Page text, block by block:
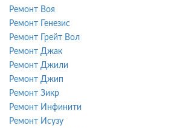
Ремонт Воя
Ремонт Генезис
Ремонт Грейт Вол
Ремонт Джак
Ремонт Джили
Ремонт Джип
Ремонт Зикр
Ремонт Инфинити
Ремонт Исузу